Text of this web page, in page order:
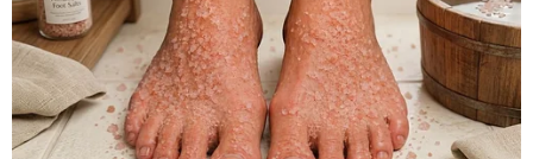
incêndio na casa de Rueda, visando a celeridade nas
investigações.
Com informações doMetrópoles